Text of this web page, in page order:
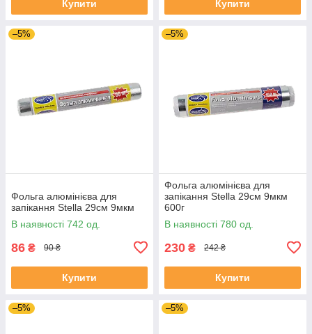
Купити Купити
–5%
Фольга алюмінієва для
запікання Stella 29см 9мкм
В наявності 742 од.
86 ₴ 90 ₴
Купити
–5%
Фольга алюмінієва для
запікання Stella 29см 9мкм
600г
В наявності 780 од.
230 ₴ 242 ₴
Купити
–5% –5%